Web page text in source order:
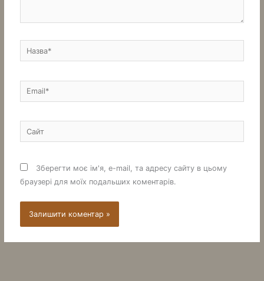
Назва*
Email*
Сайт
Зберегти моє ім'я, e-mail, та адресу сайту в цьому
браузері для моїх подальших коментарів.